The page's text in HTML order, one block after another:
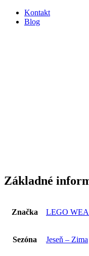
Kontakt
Blog
Základné
Značka LEGO
Sezóna Jeseň – Zima